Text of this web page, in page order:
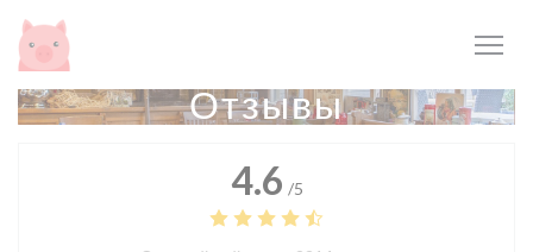
Панель управления cookies
Отзывы
4.6 /5